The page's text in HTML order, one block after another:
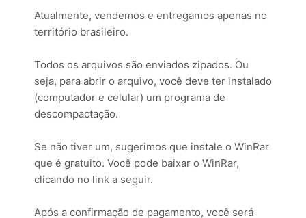
Atualmente, vendemos e entregamos apenas no
território brasileiro.
Todos os arquivos são enviados zipados. Ou
seja, para abrir o arquivo, você deve ter instalado
(computador e celular) um programa de
descompactação.
Se não tiver um, sugerimos que instale o WinRar
que é gratuito. Você pode baixar o WinRar,
clicando no link a seguir.
Após a confirmação de pagamento, você será